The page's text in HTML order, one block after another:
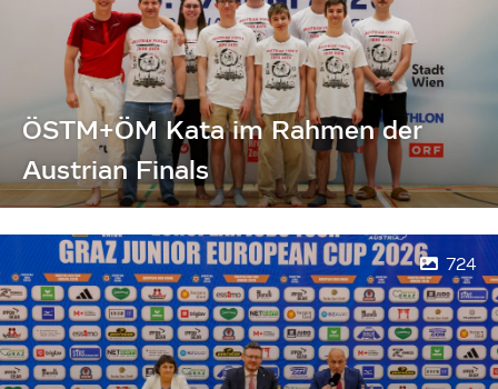
ÖSTM+ÖM Kata im Rahmen der
Austrian Finals
724